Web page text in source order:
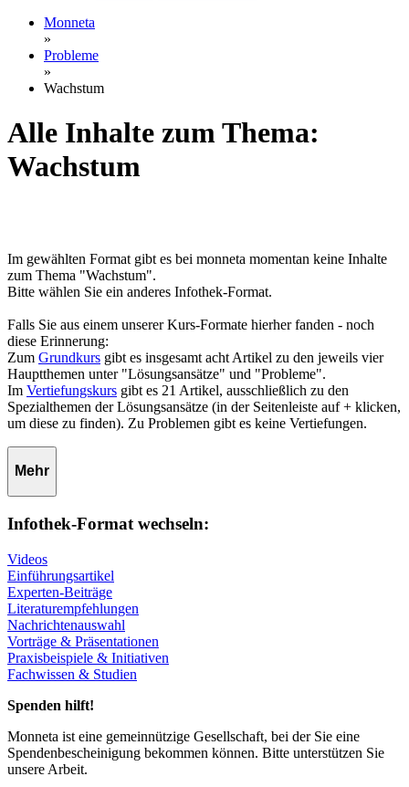
Monneta
»
Probleme
»
Wachstum
Alle Inhalte zum Thema:
Wachstum
Im gewählten Format gibt es bei monneta momentan keine Inhalte
zum Thema "Wachstum".
Bitte wählen Sie ein anderes Infothek-Format.
Falls Sie aus einem unserer Kurs-Formate hierher fanden - noch
diese Erinnerung:
Zum Grundkurs gibt es insgesamt acht Artikel zu den jeweils vier
Hauptthemen unter "Lösungsansätze" und "Probleme".
Im Vertiefungskurs gibt es 21 Artikel, ausschließlich zu den
Spezialthemen der Lösungsansätze (in der Seitenleiste auf + klicken,
um diese zu finden). Zu Problemen gibt es keine Vertiefungen.
Mehr
Infothek-Format wechseln:
Videos
Einführungsartikel
Experten-Beiträge
Literaturempfehlungen
Nachrichtenauswahl
Vorträge & Präsentationen
Praxisbeispiele & Initiativen
Fachwissen & Studien
Spenden hilft!
Monneta ist eine gemeinnützige Gesellschaft, bei der Sie eine
Spendenbescheinigung bekommen können. Bitte unterstützen Sie
unsere Arbeit.